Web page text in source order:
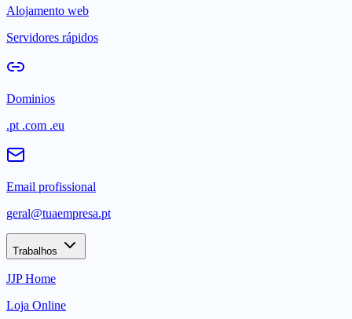
Alojamento web
Servidores rápidos
Dominios
.pt .com .eu
Email profissional
geral@tuaempresa.pt
Trabalhos
JJP Home
Loja Online